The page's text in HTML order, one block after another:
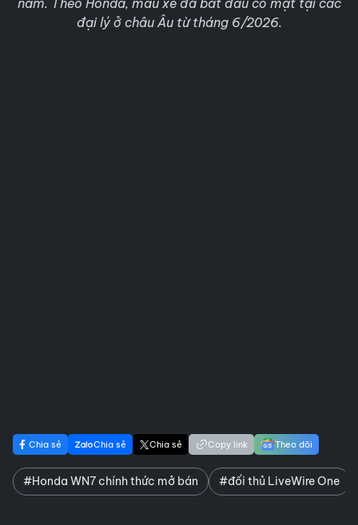
năm. Theo Honda, mẫu xe đã bắt đầu có mặt tại các
đại lý ở châu Âu từ tháng 6/2026.
Chia sẻ Chia sẻ Chia sẻ Copy link Theo dõi
#Honda WN7 chính thức mở bán #đối thủ LiveWire One